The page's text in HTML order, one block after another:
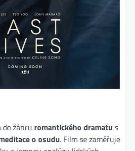
do žánru romantického dramatu s
o osudu. Film se zaměřuje